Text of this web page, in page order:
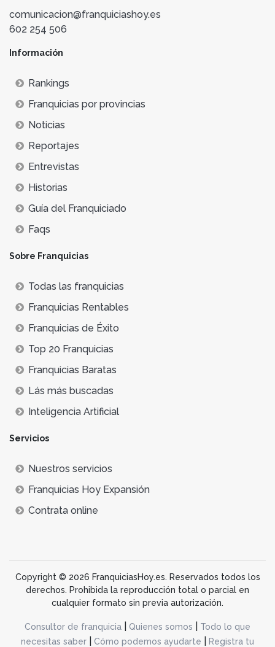
comunicacion@franquiciashoy.es
602 254 506
Información
Rankings
Franquicias por provincias
Noticias
Reportajes
Entrevistas
Historias
Guía del Franquiciado
Faqs
Sobre Franquicias
Todas las franquicias
Franquicias Rentables
Franquicias de Éxito
Top 20 Franquicias
Franquicias Baratas
Lás más buscadas
Inteligencia Artificial
Servicios
Nuestros servicios
Franquicias Hoy Expansión
Contrata online
Copyright © 2026 FranquiciasHoy.es. Reservados todos los
derechos. Prohibida la reproducción total o parcial en
cualquier formato sin previa autorización.
Consultor de franquicia Quienes somos
Todo lo que
necesitas saber
Cómo podemos ayudarte Registra tu